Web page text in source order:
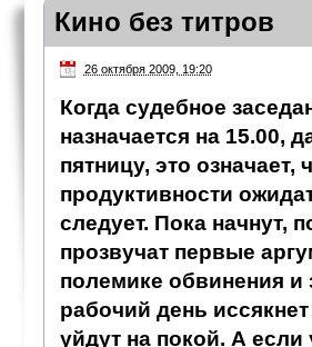
Кино без титров
26 октября 2009, 19:20
Когда судебное
назначается на 15.00,
пятницу, это означает,
продуктивности
следует. Пока начнут,
прозвучат первые
полемике обвинения и
рабочий день
уйдут на покой. А если